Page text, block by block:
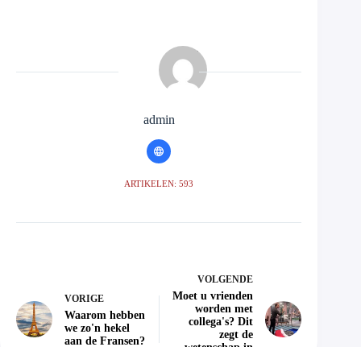
admin
ARTIKELEN: 593
VORIGE
Waarom hebben
we zo'n hekel
aan de Fransen?
VOLGENDE
Moet u vrienden
worden met
collega's? Dit
zegt de